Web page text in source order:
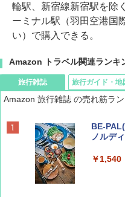
輪駅、新宿線新宿駅を除
ーミナル駅（羽田空港国
い）で購入できる。
Amazon トラベル関連ランキ
旅行雑誌
Amazon 旅行雑誌 の売れ筋ラ
BE-
ノルデ
￥1,540
旅行ガイド・地